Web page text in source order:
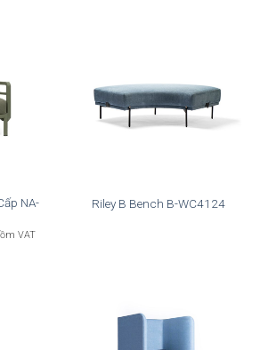
NA-
VAT
Riley B Bench B-WC4124